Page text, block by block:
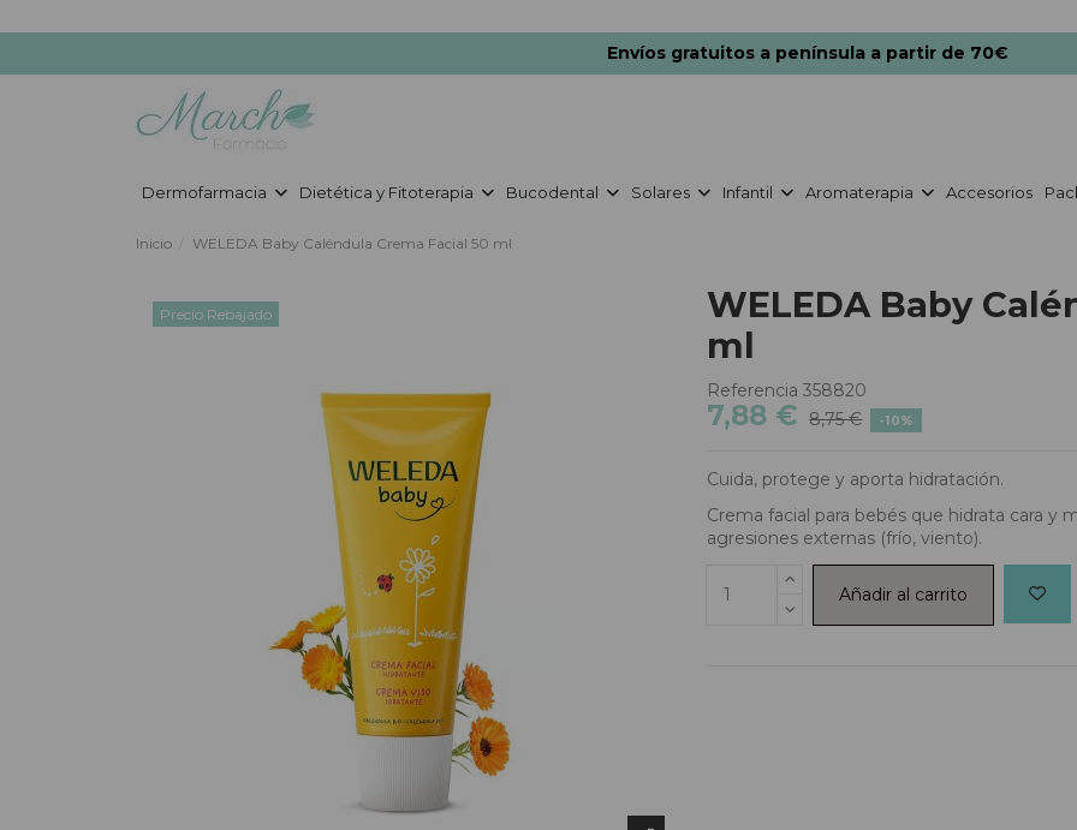
Envíos gratuitos a península a partir de 70€
Dermofarmacia Dietética y Fitoterapia Bucodental Solares Infantil Aromaterapia Accesorios
Inicio WELEDA Baby Caléndula Crema Facial 50 ml
Precio Rebajado
WELEDA Baby
ml
Referencia 358820
7,88 € 8,75 € -10%
Cuida, protege y aporta hidratación.
Crema facial para bebés que hidrata cara
agresiones externas (frío, viento).
Añadir al carrito